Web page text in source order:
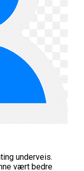
underveis.
vært bedre